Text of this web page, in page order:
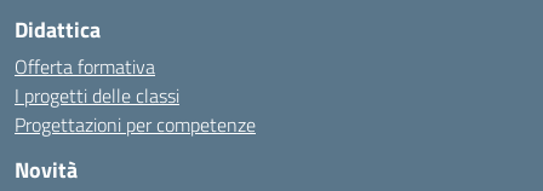
Didattica
Offerta formativa
I progetti delle classi
Progettazioni per competenze
Novità